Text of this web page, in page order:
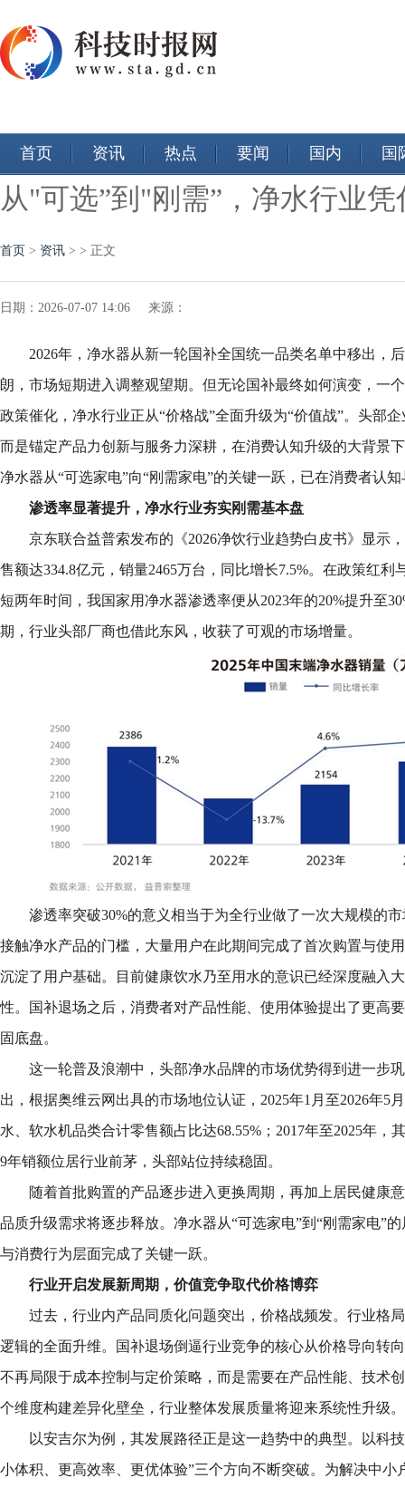
首页 资讯 热点 要闻 国内 国
从"可选”到"刚需”，净水行业
首页 > 资讯 > > 正文
日期：2026-07-07 14:06 来源：
2026年，净水器从新一轮国补全国统一品类名单中移出，
朗，市场短期进入调整观望期。但无论国补最终如何演变，
政策催化，净水行业正从“价格战”全面升级为“价值战”。头部
而是锚定产品力创新与服务力深耕，在消费认知升级的大背景
净水器从“可选家电”向“刚需家电”的关键一跃，已在消费者认
渗透率显著提升，净水行业夯实刚需基本盘
京东联合益普索发布的《2026净饮行业趋势白皮书》显示
售额达334.8亿元，销量2465万台，同比增长7.5%。在政策红
短两年时间，我国家用净水器渗透率便从2023年的20%提升至
期，行业头部厂商也借此东风，收获了可观的市场增量。
渗透率突破30%的意义相当于为全行业做了一次大规模的
接触净水产品的门槛，大量用户在此期间完成了首次购置与使
沉淀了用户基础。目前健康饮水乃至用水的意识已经深度融入
性。国补退场之后，消费者对产品性能、使用体验提出了更高
固底盘。
这一轮普及浪潮中，头部净水品牌的市场优势得到进一步
出，根据奥维云网出具的市场地位认证，2025年1月至2026年5
水、软水机品类合计零售额占比达68.55%；2017年至2025年，
9年销额位居行业前茅，头部站位持续稳固。
随着首批购置的产品逐步进入更换周期，再加上居民健康
品质升级需求将逐步释放。净水器从“可选家电”到“刚需家电”
与消费行为层面完成了关键一跃。
行业开启发展新周期，价值竞争取代价格博弈
过去，行业内产品同质化问题突出，价格战频发。行业格
逻辑的全面升维。国补退场倒逼行业竞争的核心从价格导向转
不再局限于成本控制与定价策略，而是需要在产品性能、技术
个维度构建差异化壁垒，行业整体发展质量将迎来系统性升级。
以安吉尔为例，其发展路径正是这一趋势中的典型。以科
小体积、更高效率、更优体验”三个方向不断突破。为解决中小